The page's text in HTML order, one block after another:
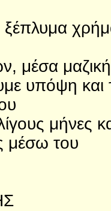
ξέπλυμα
μέσα
υπόψη
μήνες
μέσω του